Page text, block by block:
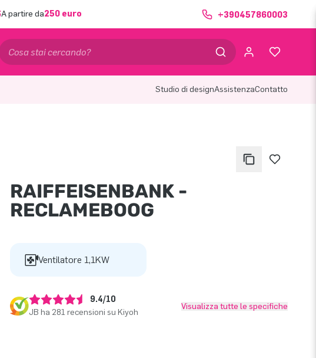
A partire da250 euro +390457860003
Studio di designAssistenzaContatto
RAIFFEISENBANK -
RECLAMEBOOG
Ventilatore 1,1KW
9.4/10
JB ha 281 recensioni su Kiyoh
Visualizza tutte le specifiche